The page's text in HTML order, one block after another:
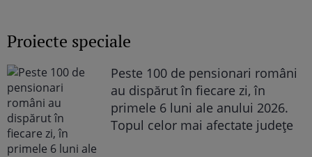
Proiecte speciale
Peste 100 de pensionari români
au dispărut în fiecare zi, în
primele 6 luni ale anului 2026.
Topul celor mai afectate județe